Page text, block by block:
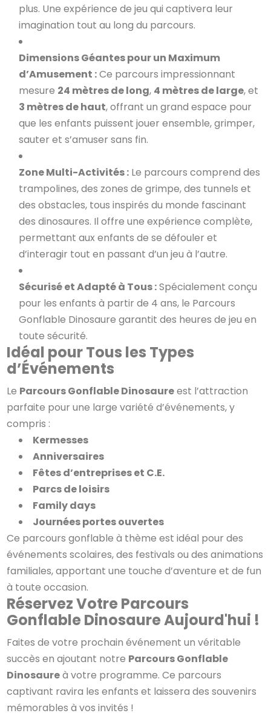
plus. Une expérience de jeu qui captivera leur
imagination tout au long du parcours.
Dimensions Géantes pour un Maximum
d’Amusement :Ce parcours impressionnant
mesure 24 mètres de long, 4 mètres de large, et
3 mètres de haut, offrant un grand espace pour
que les enfants puissent jouer ensemble, grimper,
sauter et s’amuser sans fin.
Zone Multi-Activités : Le parcours comprend des
trampolines, des zones de grimpe, des tunnels et
des obstacles, tous inspirés du monde fascinant
des dinosaures. Il offre une expérience complète,
permettant aux enfants de se défouler et
d’interagir tout en passant d’un jeu à l’autre.
Sécurisé et Adapté à Tous :Spécialement conçu
pour les enfants à partir de 4 ans, le Parcours
Gonflable Dinosaure garantit des heures de jeu en
toute sécurité.
Idéal pour Tous les Types
d’Événements
Le Parcours Gonflable Dinosaureest l’attraction
parfaite pour une large variété d’événements, y
compris :
Kermesses
Anniversaires
Fêtes d’entreprises et C.E.
Parcs de loisirs
Family days
Journées portes ouvertes
Ce parcours gonflable à thème est idéal pour des
événements scolaires, des festivals ou des animations
familiales, apportant une touche d’aventure et de fun
à toute occasion.
Réservez Votre Parcours
Gonflable Dinosaure Aujourd'hui !
Faites de votre prochain événement un véritable
succès en ajoutant notre Parcours Gonflable
Dinosaureà votre programme. Ce parcours
captivant ravira les enfants et laissera des souvenirs
mémorables à vos invités !